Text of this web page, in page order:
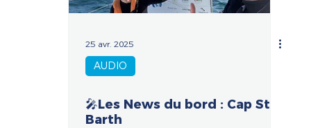
25 avr. 2025
AUDIO
🎤Les News du bord : Cap St
Barth